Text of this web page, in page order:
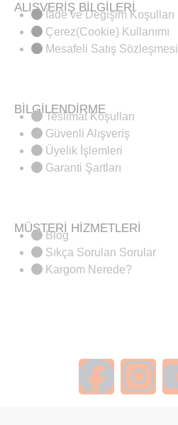
ALIŞVERİŞ BİLGİLERİ
İade ve Değişim Koşulları
Çerez(Cookie) Kullanımı
Mesafeli Satış Sözleşmesi
BİLGİLENDİRME
Teslimat Koşulları
Güvenli Alışveriş
Üyelik İşlemleri
Garanti Şartları
MÜŞTERİ HİZMETLERİ
Blog
Sıkça Sorulan Sorular
Kargom Nerede?